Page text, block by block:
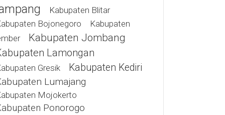
Kabupaten Blitar
Bojonegoro
Kabupaten
Kabupaten Jombang
Lamongan
Gresik
Kabupaten Kediri
Lumajang
Mojokerto
Ponorogo